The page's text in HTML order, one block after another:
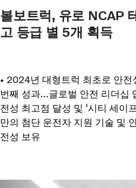
볼보트럭, 유로 NCAP
고 등급 별 5개 획득
• 2024년 대형트럭 최초로 안
번째 성과…글로벌 안전 리더십
전성 최고점 달성 및 ‘시티 세이프’ 평가 인증
만의 첨단 운전자 지원 기술 및
전성 보유